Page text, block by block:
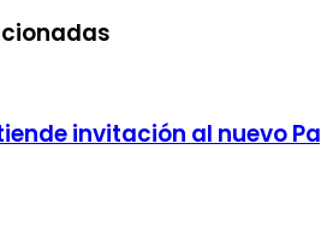
invitación al nuevo